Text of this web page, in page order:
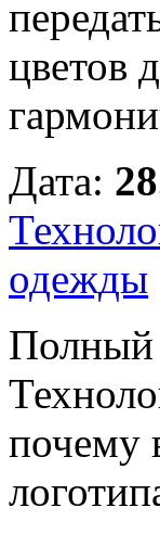
цветов
Дата:
одежды
Полный
почему